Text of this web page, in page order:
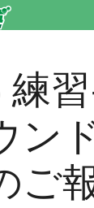
！
ン
ご